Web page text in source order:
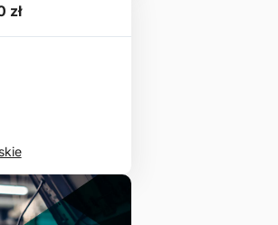
zł